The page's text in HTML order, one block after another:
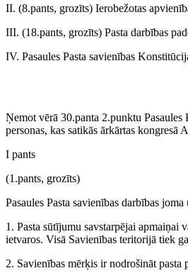
II. (8.pants, grozīts) Ierobežotas
III. (18.pants, grozīts) Pasta darbības
IV. Pasaules Pasta savienības
Ņemot vērā 30.panta 2.punktu
personas, kas satikās ārkārtas
I pants
(1.pants, grozīts)
Pasaules Pasta savienības darbības
1. Pasta sūtījumu savstarpējai apmaiņai
ietvaros. Visā Savienības teritorijā tiek
2. Savienības mērķis ir nodrošināt